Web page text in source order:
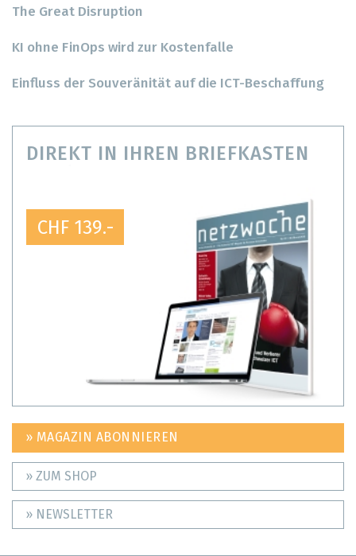
The Great Disruption
KI ohne FinOps wird zur Kostenfalle
Einfluss der Souveränität auf die ICT-Beschaffung
DIREKT IN IHREN BRIEFKASTEN
CHF 139.-
» MAGAZIN ABONNIEREN
» ZUM SHOP
» NEWSLETTER